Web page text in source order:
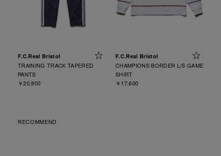
F.C.Real Bristol
TRAINING TRACK TAPERED
PANTS
￥20,900
F.C.Real Bristol
CHAMPIONS BORDER L/S GAME
SHIRT
￥17,600
RECOMMEND